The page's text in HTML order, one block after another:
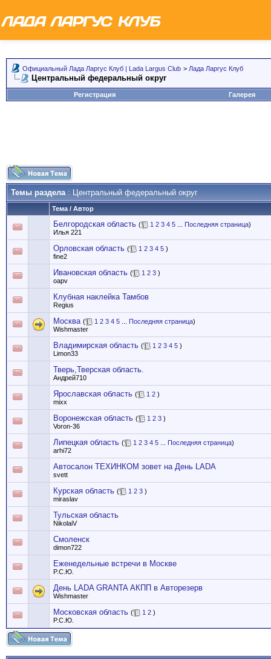
Официальный Лада Ларгус Клуб | Lada Largus Club > Лада Ларгус Клуб
Центральный федеральный округ
Регистрация Галерея
Темы раздела: Центральный федеральный округ
Тема / Автор
Белгородская область ( 1 2 3 4 5 Последняя страница)
Илья 221
Орловская область ( 1 2 3 4 5 )
fine2
Ивановская область ( 1 2 3 )
oapv
Клубная наклейка Тамбов
Regius
Москва ( 1 2 3 4 5 Последняя страница)
Wishmaster
Владимирская область ( 1 2 3 4 5 )
Limon33
Тверь,Тверская область.
Андрей710
Ярославская область ( 1 2 )
mixx
Воронежская область ( 1 2 3 )
Voron-36
Липецкая область ( 1 2 3 4 5 Последняя страница)
arhi72
Автосалон ТЕХИНКОМ зовет на День LADA
svett
Курская область ( 1 2 3 )
miraslav
Тульская область
NikolaiV
Смоленск
dimon722
Еженедельные встречи в Москве
P.C.Ю.
День LADA GRANTA АКПП в Авторезерв
Wishmaster
Московская область ( 1 2 )
P.C.Ю.